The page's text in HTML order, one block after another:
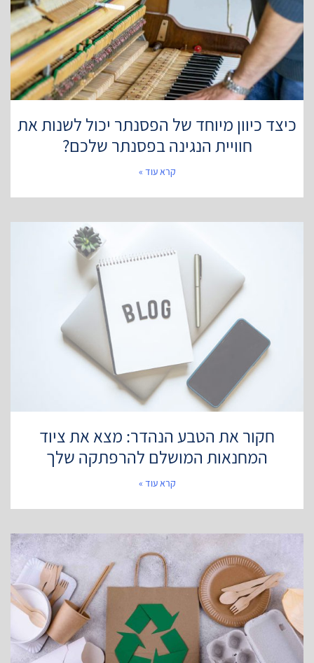
כיצד כיוון מיוחד של הפסנתר יכול לשנות את
חוויית הנגינה בפסנתר שלכם?
קרא עוד »
חקור את הטבע הנהדר: מצא את ציוד
המחנאות המושלם להרפתקה שלך
קרא עוד »